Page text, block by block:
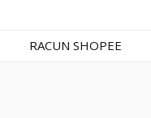
RACUN SHOPEE